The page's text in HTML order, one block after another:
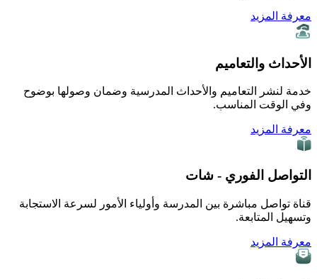
معرفة المزيد
الأحداث والتعاميم
خدمة لنشر التعاميم والأحداث المدرسية وضمان وصولها بوضوح
وفي الوقت المناسب.
معرفة المزيد
التواصل الفوري - شات
قناة تواصل مباشرة بين المدرسة وأولياء الأمور لسرعة الاستجابة
وتسهيل المتابعة.
معرفة المزيد